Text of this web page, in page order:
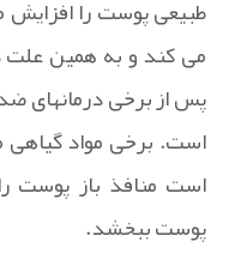
طبیعی پوست را
می کند و به همین
پس از برخی درمانهای
است. برخی مواد گیاهی
است منافذ باز پوست
پوست ببخشد.